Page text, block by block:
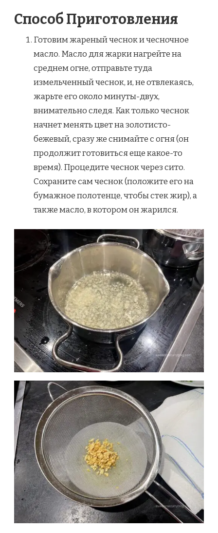
Способ Приготовления
Готовим жареный чеснок и чесночное
масло. Масло для жарки нагрейте на
среднем огне, отправьте туда
измельченный чеснок, и, не отвлекаясь,
жарьте его около минуты-двух,
внимательно следя. Как только чеснок
начнет менять цвет на золотисто-
бежевый, сразу же снимайте с огня (он
продолжит готовиться еще какое-то
время). Процедите чеснок через сито.
Сохраните сам чеснок (положите его на
бумажное полотенце, чтобы стек жир), а
также масло, в котором он жарился.